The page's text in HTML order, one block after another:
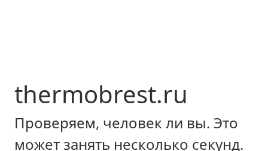
thermobrest.ru
Проверяем, человек ли вы. Это
может занять несколько секунд.